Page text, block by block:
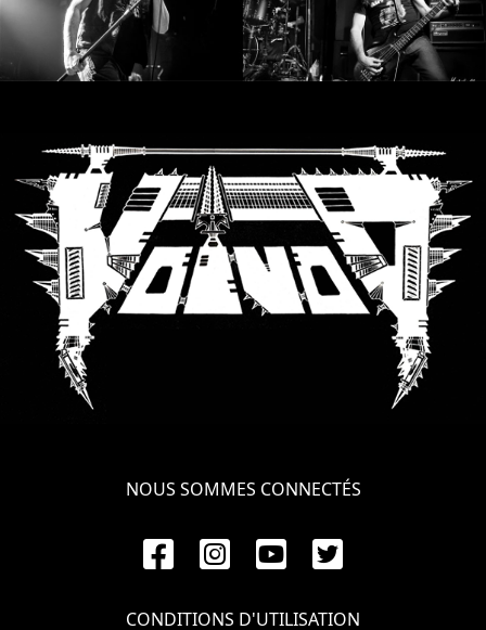
MORGOTH
TALES
SYNCHRO
ANARCHY
LOST
MACHINE
NOTHINGFACE
DIMENSION
NOUS SOMMES CONNECTÉS
CONDITIONS D'UTILISATION